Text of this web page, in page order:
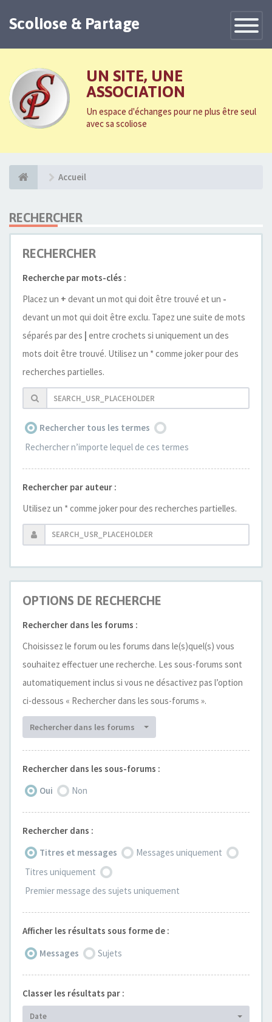
Toggle
Scoliose & Partage
UN SITE, UNE
ASSOCIATION
Un espace d'échanges pour ne plus être seul
avec sa scoliose
Accueil
RECHERCHER
RECHERCHER
Recherche par mots-clés :
Placez un + devant un mot qui doit être trouvé et un -
devant un mot qui doit être exclu. Tapez une suite de mots
séparés par des | entre crochets si uniquement un des
mots doit être trouvé. Utilisez un * comme joker pour des
recherches partielles.
Rechercher tous les termes
Rechercher n’importe lequel de ces termes
Rechercher par auteur :
Utilisez un * comme joker pour des recherches partielles.
OPTIONS DE RECHERCHE
Rechercher dans les forums :
Choisissez le forum ou les forums dans le(s)quel(s) vous
souhaitez effectuer une recherche. Les sous-forums sont
automatiquement inclus si vous ne désactivez pas l’option
ci-dessous « Rechercher dans les sous-forums ».
Rechercher dans les forums
Rechercher dans les sous-forums :
Oui
Non
Rechercher dans :
Titres et messages
Messages uniquement
Titres uniquement
Premier message des sujets uniquement
Afficher les résultats sous forme de :
Messages
Sujets
Classer les résultats par :
Date